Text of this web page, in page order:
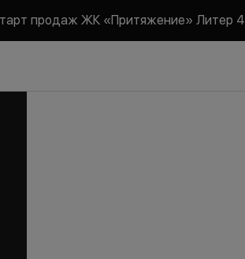
продаж ЖК «Притяжение» Литер 4